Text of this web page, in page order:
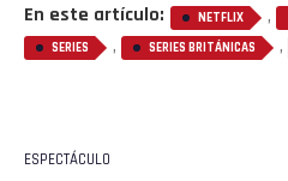
En este artículo: NETFLIX ,
SERIES , SERIES BRITÁNICAS ,
ESPECTÁCULO